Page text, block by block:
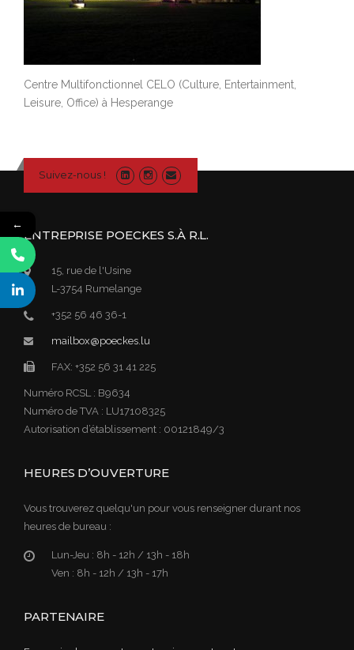
Centre Multifonctionnel CELO (Culture, Entertainment,
Leisure, Office) à Hesperange
Suivez-nous !
ENTREPRISE POECKES S.À R.L.
15, rue de l'Usine
L-3754 Rumelange
+352 56 46 36-1
mailbox@poeckes.lu
FAX: +352 56 31 41 225
Numéro RCSL : B9634
Numéro de TVA : LU17108325
Autorisation d’établissement : 00121849/3
HEURES D’OUVERTURE
Vous trouverez quelqu'un pour vous renseigner durant nos
heures de bureau :
Lun-Jeu : 8h - 12h / 13h - 18h
Ven : 8h - 12h / 13h - 17h
PARTENAIRE
←